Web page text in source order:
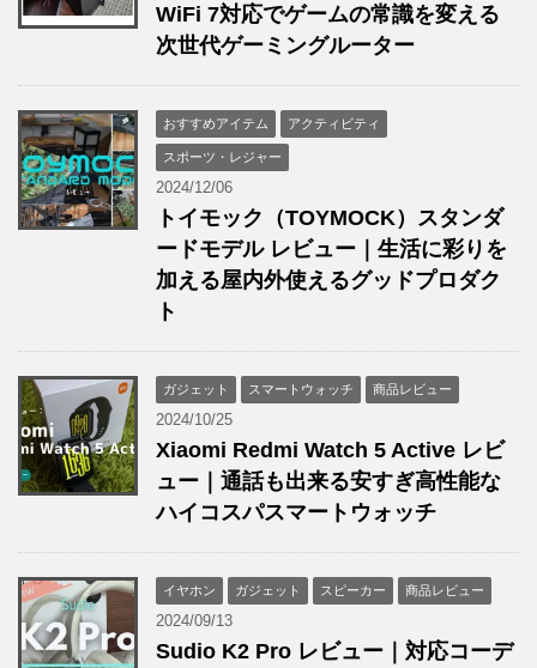
WiFi 7対応でゲームの常識を変える
次世代ゲーミングルーター
おすすめアイテム アクティビティ
スポーツ・レジャー
2024/12/06
トイモック（TOYMOCK）スタンダ
ードモデル レビュー｜生活に彩りを
加える屋内外使えるグッドプロダク
ト
ガジェット スマートウォッチ 商品レビュー
2024/10/25
Xiaomi Redmi Watch 5 Active レビ
ュー｜通話も出来る安すぎ高性能な
ハイコスパスマートウォッチ
イヤホン ガジェット スピーカー 商品レビュー
2024/09/13
Sudio K2 Pro レビュー｜対応コーデ